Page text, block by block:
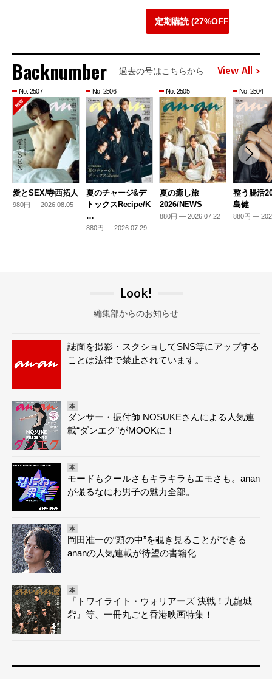
定期購読 (27%OFF)
Backnumber 過去の号はこちらから View All
No. 2507
愛とSEX/寺西拓人
980円 — 2026.08.05
No. 2506
夏のチャージ&デ
トックスRecipe/K
…
880円 — 2026.07.29
No. 2505
夏の癒し旅
2026/NEWS
880円 — 2026.07.22
No. 2504
整う腸活
島健
880円 —
Look!
編集部からのお知らせ
誌面を撮影・スクショしてSNS等にアップする
ことは法律で禁止されています。
本
ダンサー・振付師 NOSUKEさんによる人気連
載“ダンエク”がMOOKに！
本
モードもクールさもキラキラもエモさも。anan
が撮るなにわ男子の魅力全部。
本
岡田准一の“頭の中”を覗き見ることができる
ananの人気連載が待望の書籍化
本
『トワイライト・ウォリアーズ 決戦！九龍城
砦』等、一冊丸ごと香港映画特集！